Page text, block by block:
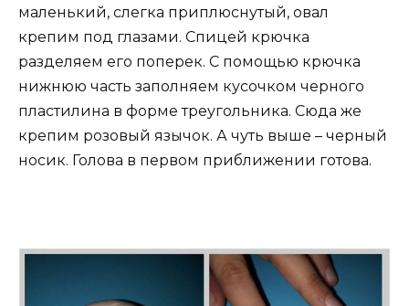
маленький, слегка приплюснутый, овал
крепим под глазами. Спицей крючка
разделяем его поперек. С помощью крючка
нижнюю часть заполняем кусочком черного
пластилина в форме треугольника. Сюда же
крепим розовый язычок. А чуть выше – черный
носик. Голова в первом приближении готова.